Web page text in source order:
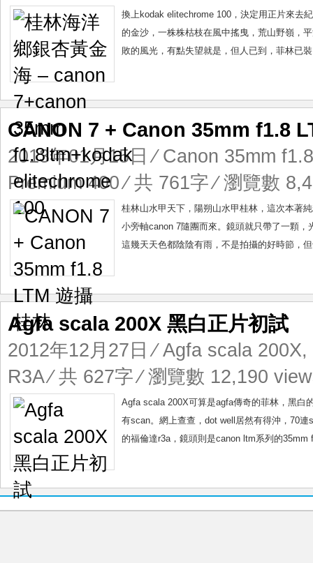
換上kodak elitechrome 100，決定用正片來去
的金沙，一株株枯枝在風中搖曳，荒山野嶺，
敗的風光，有點失望就是，但人已到，菲林已
CANON 7 + Canon 35mm f1.8
2013年01月15日 ⁄ Canon 35mm
Premium 400⁄ 共 761字 ⁄ 瀏覽數
桂林山水甲天下，陽朔山水甲桂林，這次本著
小旁軸canon 7隨團而來。鏡頭就只帶了一顆
這幾天天色都陰陰有雨，不是拍攝的好時節，
Agfa scala 200X 黑白正片初試
2012年12月27日 ⁄Agfa scala 200X,
R3A⁄ 共 627字 ⁄ 瀏覽數 12,190
Agfa scala 200X可算是agfa傳奇的菲林，黑白
有scan。網上查查，dot well居然有得沖，70
的福倫達r3a，鏡頭則是canon ltm系列的